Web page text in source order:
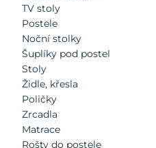
TV stoly
Postele
Noční stolky
Šuplíky pod postel
Stoly
Židle, křesla
Poličky
Zrcadla
Matrace
Rošty do postele